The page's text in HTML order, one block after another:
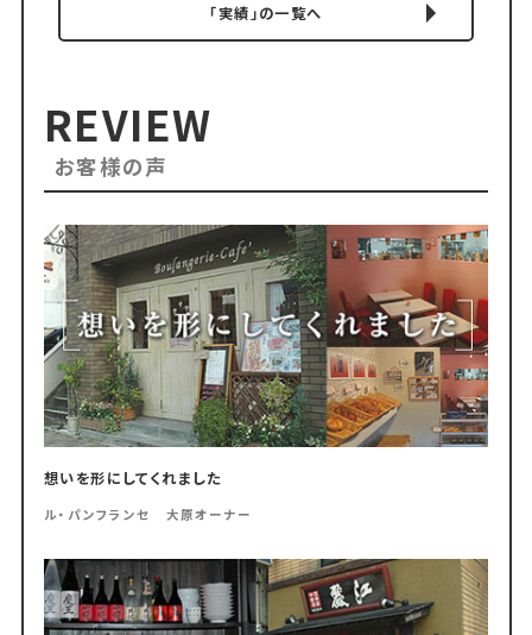
「実績」の一覧へ
REVIEW
お客様の声
想いを形にしてくれました
ル・パンフランセ 大原オーナー